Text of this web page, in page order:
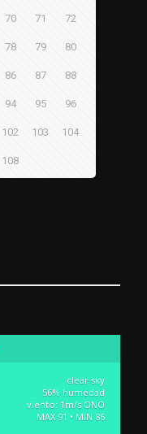
70 71 72
78 79 80
86 87 88
94 95 96
102 103 104
108
clear sky
56% humedad
viento: 1m/s ONO
MAX 91 • MIN 86